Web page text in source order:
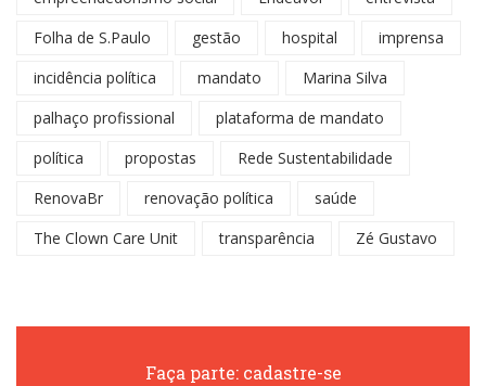
Folha de S.Paulo
gestão hospital
imprensa
incidência política
mandato
Marina Silva
palhaço profissional
plataforma de mandato
política
propostas
Rede Sustentabilidade
RenovaBr
renovação política
saúde
The Clown Care Unit
transparência Zé Gustavo
Faça parte: cadastre-se